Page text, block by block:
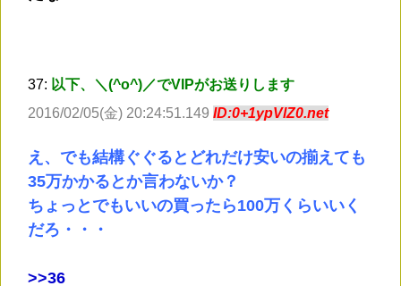
37: 以下、＼(^o^)／でVIPがお送りします
2016/02/05(金) 20:24:51.149 ID:0+1ypVlZ0.net
え、でも結構ぐぐるとどれだけ安いの揃えても
35万かかるとか言わないか？
ちょっとでもいいの買ったら100万くらいいく
だろ・・・
>>36